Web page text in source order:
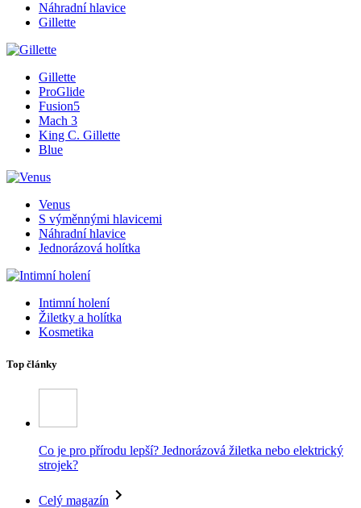
Náhradní hlavice
Gillette
Gillette
ProGlide
Fusion5
Mach 3
King C. Gillette
Blue
Venus
S výměnnými hlavicemi
Náhradní hlavice
Jednorázová holítka
Intimní holení
Žiletky a holítka
Kosmetika
Top články
Co je pro přírodu lepší? Jednorázová žiletka nebo elektrický
strojek?
Celý magazín